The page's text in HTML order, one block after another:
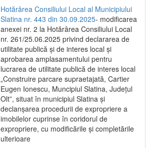
Hotărârea Consiliului Local al Municipiului
Slatina nr. 443 din 30.09.2025- modificarea
anexei nr. 2 la Hotărârea Consiliului Local
nr. 261/25.06.2025 privind declararea de
utilitate publică şi de interes local şi
aprobarea amplasamentului pentru
lucrarea de utilitate publică de interes local
„Construire parcare supraetajată, Cartier
Eugen Ionescu, Muncipiul Slatina, Judeţul
Olt”, situat în municipiul Slatina şi
declanşarea procedurii de expropriere a
imobilelor cuprinse în coridorul de
expropriere, cu modificările şi completările
ulterioare